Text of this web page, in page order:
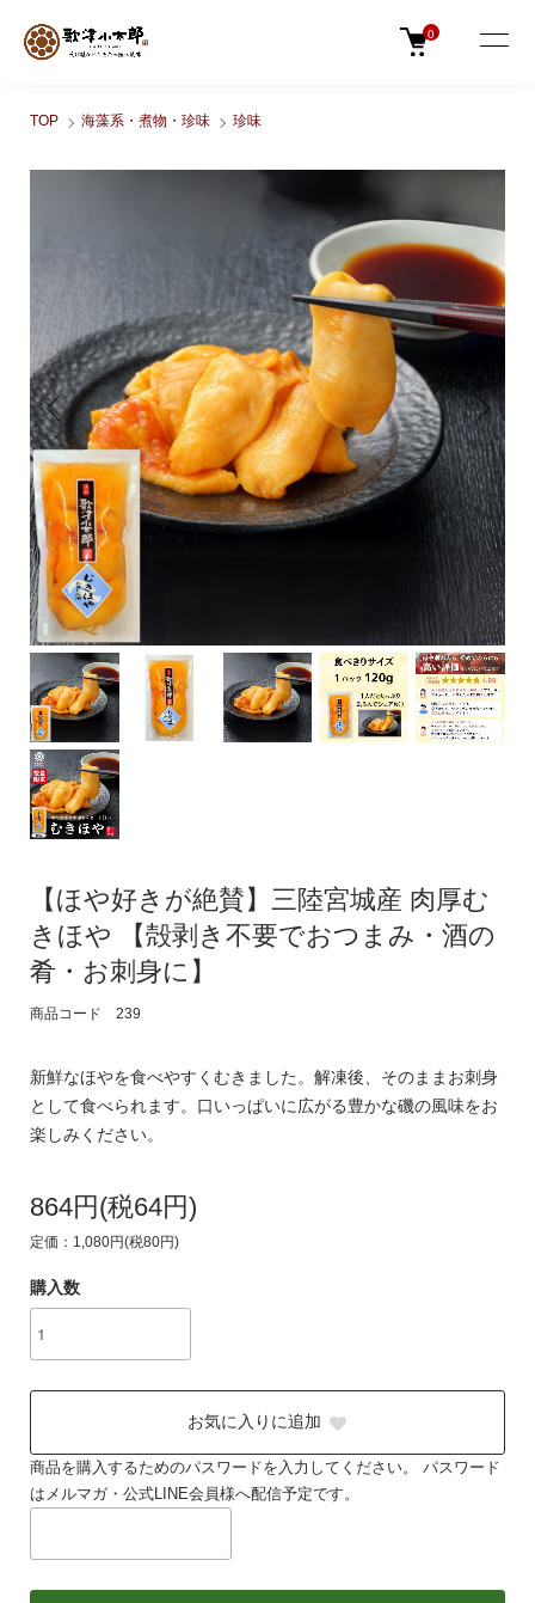
0
TOP 海藻系・煮物・珍味 珍味
【ほや好きが絶賛】三陸宮城産 肉厚む
きほや 【殻剥き不要でおつまみ・酒の
肴・お刺身に】
商品コード 239
新鮮なほやを食べやすくむきました。解凍後、そのままお刺身
として食べられます。口いっぱいに広がる豊かな磯の風味をお
楽しみください。
864円(税64円)
定価：1,080円(税80円)
購入数
お気に入りに追加
商品を購入するためのパスワードを入力してください。 パスワード
はメルマガ・公式LINE会員様へ配信予定です。